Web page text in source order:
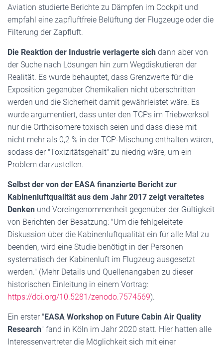
Aviation studierte Berichte zu Dämpfen im Cockpit und
empfahl eine zapfluftfreie Belüftung der Flugzeuge oder die
Filterung der Zapfluft.
Die Reaktion der Industrie verlagerte sich dann aber von
der Suche nach Lösungen hin zum Wegdiskutieren der
Realität. Es wurde behauptet, dass Grenzwerte für die
Exposition gegenüber Chemikalien nicht überschritten
werden und die Sicherheit damit gewährleistet wäre. Es
wurde argumentiert, dass unter den TCPs im Triebwerksöl
nur die Orthoisomere toxisch seien und dass diese mit
nicht mehr als 0,2 % in der TCP-Mischung enthalten wären,
sodass der "Toxizitätsgehalt" zu niedrig wäre, um ein
Problem darzustellen.
Selbst der von der EASA finanzierte Bericht zur
Kabinenluftqualität aus dem Jahr 2017 zeigt veraltetes
Denken und Voreingenommenheit gegenüber der Gültigkeit
von Berichten der Besatzung: "Um die fehlgeleitete
Diskussion über die Kabinenluftqualität ein für alle Mal zu
beenden, wird eine Studie benötigt in der Personen
systematisch der Kabinenluft im Flugzeug ausgesetzt
werden." (Mehr Details und Quellenangaben zu dieser
historischen Einleitung in einem Vortrag:
https://doi.org/10.5281/zenodo.7574569).
Ein erster "EASA Workshop on Future Cabin Air Quality
Research" fand in Köln im Jahr 2020 statt. Hier hatten alle
Interessenvertreter die Möglichkeit sich mit einer